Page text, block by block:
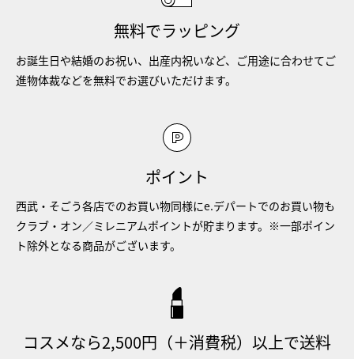
無料でラッピング
お誕生日や結婚のお祝い、出産内祝いなど、ご用途に合わせてご
進物体裁などを無料でお選びいただけます。
ポイント
西武・そごう各店でのお買い物同様にe.デパートでのお買い物も
クラブ・オン／ミレニアムポイントが貯まります。※一部ポイン
ト除外となる商品がございます。
コスメなら2,500円（＋消費税）以上で送料